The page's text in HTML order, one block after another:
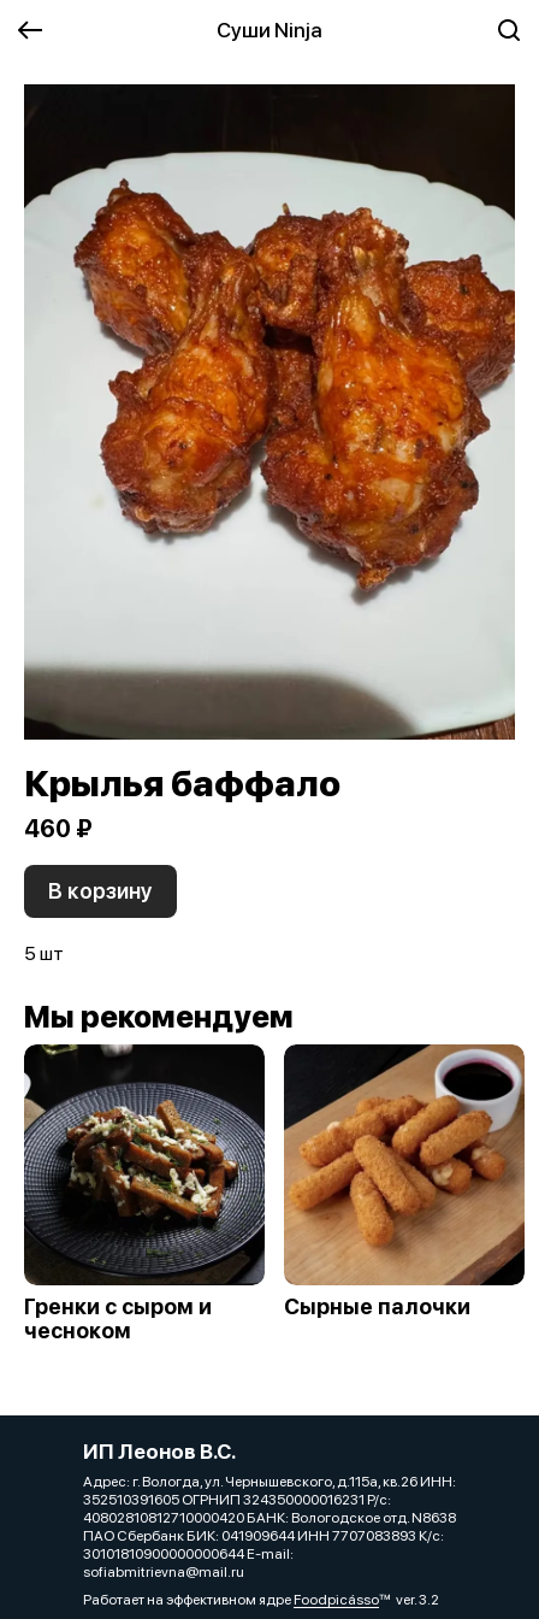
Суши Ninja
Крылья баффало
460 ₽
В корзину
5 шт
Мы рекомендуем
Гренки с сыром и
чесноком
Сырные палочки
ИП Леонов В.С.
Адрес: г. Вологда, ул. Чернышевского, д.115а, кв.26 ИНН:
352510391605 ОГРНИП 324350000016231 Р/с:
40802810812710000420 БАНК: Вологодское отд. N8638
ПАО Сбербанк БИК: 041909644 ИНН 7707083893 К/с:
30101810900000000644 E-mail:
sofiabmitrievna@mail.ru
Работает на эффективном ядреFoodpicássover. 3.2